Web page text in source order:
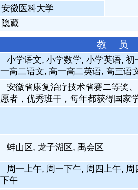
安徽医科大学
隐藏
教 员
小学语文, 小学数学, 小学英语,
一高二语文, 高一高二英语, 高三语
安徽省康复治疗技术省赛二等奖
愿者，优秀班干，每年都获得国家
蚌山区, 龙子湖区, 禹会区
周一上午, 周一下午, 周四上午,
下午